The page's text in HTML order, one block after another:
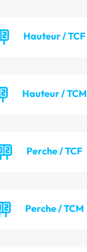
Hauteur / TCF
Hauteur / TCM
Perche / TCF
Perche / TCM